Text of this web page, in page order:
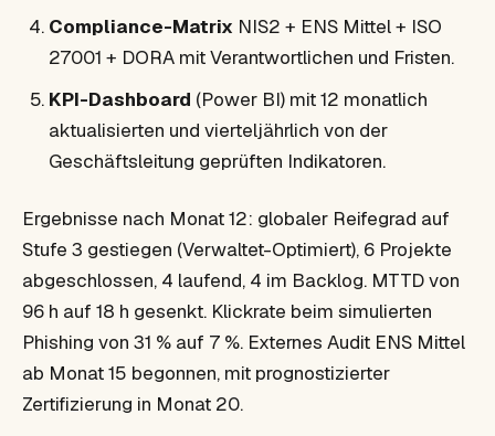
Compliance-Matrix NIS2 + ENS Mittel + ISO
27001 + DORA mit Verantwortlichen und Fristen.
KPI-Dashboard (Power BI) mit 12 monatlich
aktualisierten und vierteljährlich von der
Geschäftsleitung geprüften Indikatoren.
Ergebnisse nach Monat 12: globaler Reifegrad auf
Stufe 3 gestiegen (Verwaltet-Optimiert), 6 Projekte
abgeschlossen, 4 laufend, 4 im Backlog. MTTD von
96 h auf 18 h gesenkt. Klickrate beim simulierten
Phishing von 31 % auf 7 %. Externes Audit ENS Mittel
ab Monat 15 begonnen, mit prognostizierter
Zertifizierung in Monat 20.